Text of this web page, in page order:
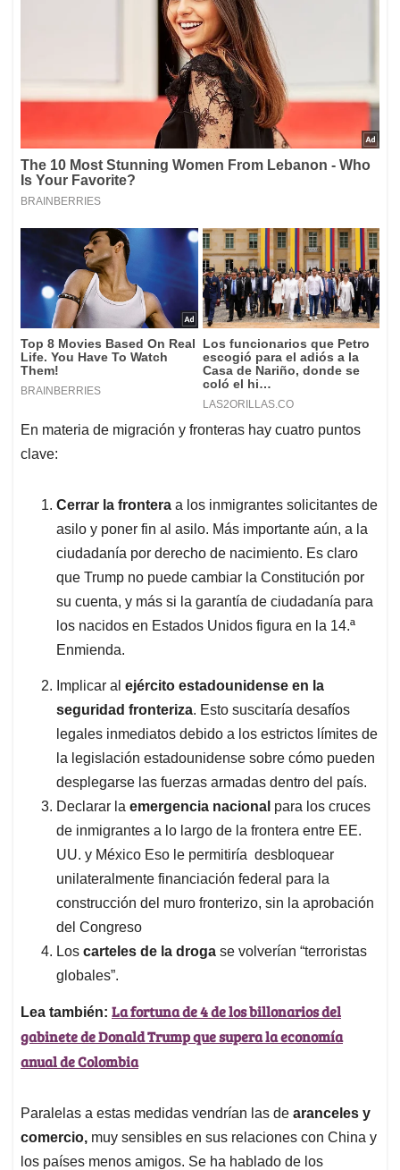
En materia de migración y fronteras hay cuatro puntos
clave:
Cerrar la frontera a los inmigrantes solicitantes de
asilo y poner fin al asilo. Más importante aún, a la
ciudadanía por derecho de nacimiento. Es claro
que Trump no puede cambiar la Constitución por
su cuenta, y más si la garantía de ciudadanía para
los nacidos en Estados Unidos figura en la 14.ª
Enmienda.
Implicar al ejército estadounidense en la
seguridad fronteriza. Esto suscitaría desafíos
legales inmediatos debido a los estrictos límites de
la legislación estadounidense sobre cómo pueden
desplegarse las fuerzas armadas dentro del país.
Declarar la emergencia nacional para los cruces
de inmigrantes a lo largo de la frontera entre EE.
UU. y México Eso le permitiría desbloquear
unilateralmente financiación federal para la
construcción del muro fronterizo, sin la aprobación
del Congreso
Los carteles de la droga se volverían “terroristas
globales”.
Lea también: La fortuna de 4 de los billonarios del
gabinete de Donald Trump que supera la economía
anual de Colombia
Paralelas a estas medidas vendrían las de aranceles y
comercio, muy sensibles en sus relaciones con China y
los países menos amigos. Se ha hablado de los